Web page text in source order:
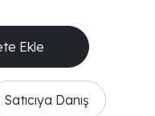
Satıcıya Danış